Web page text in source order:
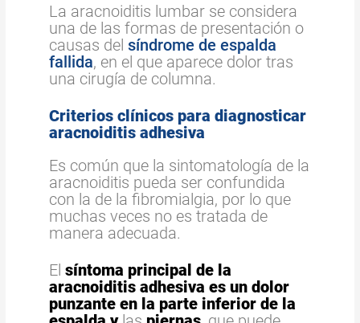
La aracnoiditis lumbar se considera
una de las formas de presentación o
causas delsíndrome de espalda
fallida, en el que aparece dolor tras
una cirugía de columna.
Criterios clínicos para diagnosticar
aracnoiditis adhesiva
Es común que la sintomatología de la
aracnoiditis pueda ser confundida
con la de la fibromialgia, por lo que
muchas veces no es tratada de
manera adecuada.
Elsíntoma principal de la
aracnoiditis adhesiva es un dolor
punzante en la parte inferior de la